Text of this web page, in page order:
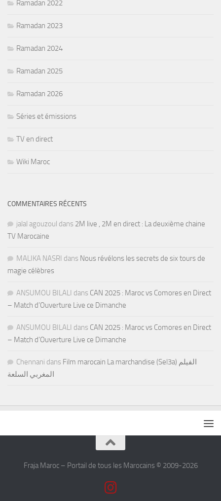
Ramadan 2022
Ramadan 2023
Ramadan 2024
Ramadan 2025
Ramadan 2026
Séries et émissions
TV en direct
Wiki Maroc
COMMENTAIRES RÉCENTS
jalal agouzoul dans 2M live , 2M en direct : La deuxième chaine
TV Marocaine
MALIKA NASRI dans Nous révélons les secrets de six tours de
magie célèbres
ANSUMOU BILALI dans CAN 2025 : Maroc vs Comores en Direct
– Match d’Ouverture Live ce Dimanche
ANSUMOU BILALI dans CAN 2025 : Maroc vs Comores en Direct
– Match d’Ouverture Live ce Dimanche
Chennani dans Film marocain La marchandise (Sel3a) الفيلم
المغربي السلعة
Fraja Maroc – Portail de tous les Marocains © 2009-2026